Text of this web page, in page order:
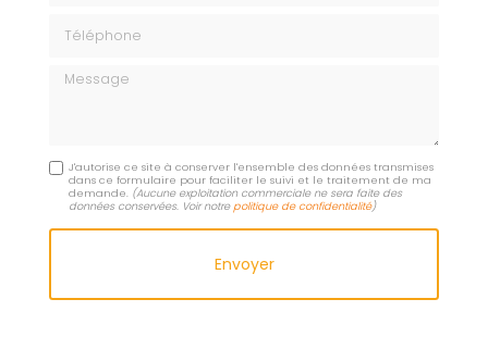
Message
J'autorise ce site à conserver l'ensemble des données transmises
dans ce formulaire pour faciliter le suivi et le traitement de ma
demande. (Aucune exploitation commerciale ne sera faite des
données conservées. Voir notrepolitique de confidentialité)